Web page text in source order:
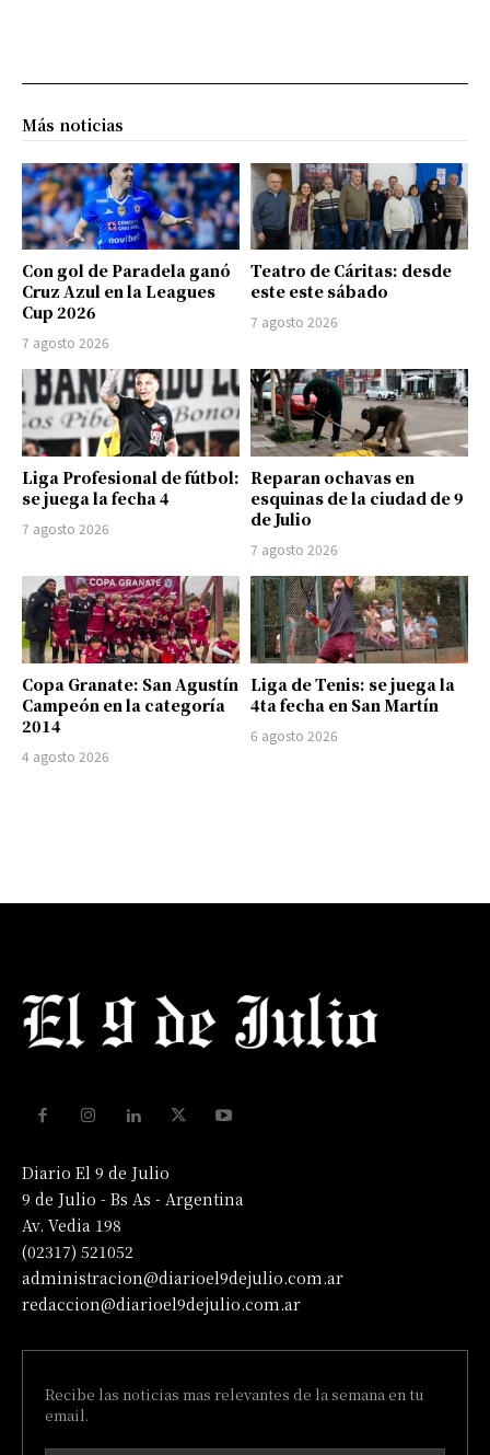
Más noticias
Con gol de Paradela ganó
Cruz Azul en la Leagues
Cup 2026
7 agosto 2026
Teatro de Cáritas: desde
este este sábado
7 agosto 2026
Liga Profesional de fútbol:
se juega la fecha 4
7 agosto 2026
Reparan ochavas en
esquinas de la ciudad de 9
de Julio
7 agosto 2026
Copa Granate: San Agustín
Campeón en la categoría
2014
4 agosto 2026
Liga de Tenis: se juega la
4ta fecha en San Martín
6 agosto 2026
Diario El 9 de Julio
9 de Julio - Bs As - Argentina
Av. Vedia 198
(02317) 521052
administracion@diarioel9dejulio.com.ar
redaccion@diarioel9dejulio.com.ar
Recibe las noticias mas relevantes de la semana en tu
email.